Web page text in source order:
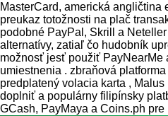
MasterCard, americká angličtina
preukaz totožnosti na plač
podobné PayPal, Skrill a
alternatívy, zatiaľ čo hudobník
možnosť jesť použiť PayNearMe
umiestnenia . zbraňová
predplatený volacia karta ,
doplniť a populárny filipínsky
GCash, PayMaya a Coins.ph